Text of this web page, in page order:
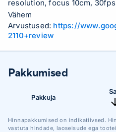
resolution, focus 10cm, 30fps
Vähem
Arvustused: https://
2110+review
Pakkumised
Pakkuja
Hinnapakkumised on indikatiivsed.
vastuta hindade, laoseisude ega